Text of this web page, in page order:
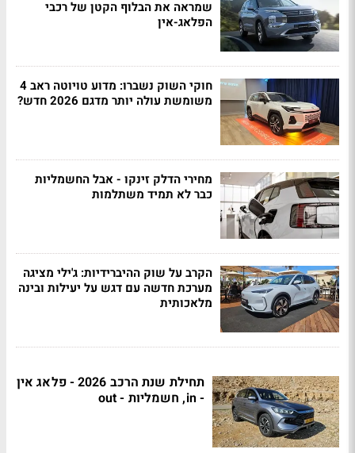
שמראה את הבלוף הקטן של רכבי
הפלאג-אין
חוקי השוק נשברו: מדוע טויוטה ראב 4
משומשת עולה יותר מדגם 2026 חדש?
מחירי הדלק זינקו - אבל החשמליות
כבר לא תמיד משתלמות
הקרב על שוק ההיברידיות: ג'ילי מציגה
מערכת חדשה עם דגש על יעילות ובינה
מלאכותית
תחילת שנת הרכב 2026 - פלאג אין
- in, חשמליות - out